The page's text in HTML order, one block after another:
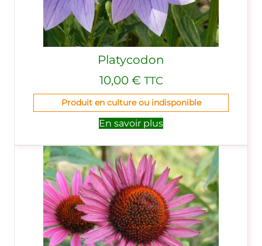
Platycodon
10,00 € TTC
Produit en culture ou indisponible
En savoir plus